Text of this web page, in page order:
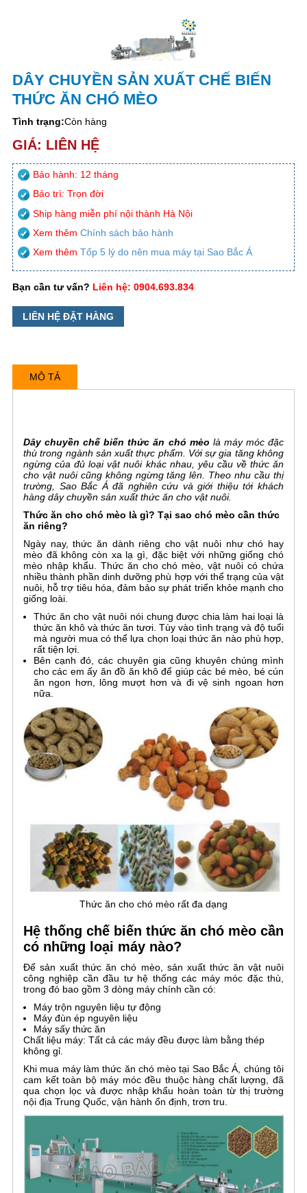
DÂY CHUYỀN SẢN XUẤT CHẾ BIẾN
THỨC ĂN CHÓ MÈO
Tình trạng:Còn hàng
GIÁ: LIÊN HỆ
Bảo hành: 12 tháng
Bảo trì: Trọn đời
Ship hàng miễn phí nội thành Hà Nội
Xem thêm Chính sách bảo hành
Xem thêm Tốp 5 lý do nên mua máy tại Sao Bắc Á
Bạn cần tư vấn? Liên hệ: 0904.693.834
LIÊN HỆ ĐẶT HÀNG
MÔ TẢ
Dây chuyền chế biến thức ăn chó mèo là máy móc đặc
thù trong ngành sản xuất thực phẩm. Với sự gia tăng không
ngừng của đủ loại vật nuôi khác nhau, yêu cầu về thức ăn
cho vật nuôi cũng không ngừng tăng lên. Theo nhu cầu thị
trường, Sao Bắc Á đã nghiên cứu và giới thiệu tới khách
hàng dây chuyền sản xuất thức ăn cho vật nuôi.
Thức ăn cho chó mèo là gì? Tại sao chó mèo cần thức
ăn riêng?
Ngày nay, thức ăn dành riêng cho vật nuôi như chó hay
mèo đã không còn xa lạ gì, đặc biệt với những giống chó
mèo nhập khẩu. Thức ăn cho chó mèo, vật nuôi có chứa
nhiều thành phần dinh dưỡng phù hợp với thể trạng của vật
nuôi, hỗ trợ tiêu hóa, đảm bảo sự phát triển khỏe mạnh cho
giống loài.
Thức ăn cho vật nuôi nói chung được chia làm hai loại là
thức ăn khô và thức ăn tươi. Tùy vào tình trạng và độ tuổi
mà người mua có thể lựa chọn loại thức ăn nào phù hợp,
rất tiện lợi.
Bên cạnh đó, các chuyên gia cũng khuyên chúng mình
cho các em ấy ăn đồ ăn khô để giúp các bé mèo, bé cún
ăn ngon hơn, lông mượt hơn và đi vệ sinh ngoan hơn
nữa.
Thức ăn cho chó mèo rất đa dạng
Hệ thống chế biến thức ăn chó mèo cần
có những loại máy nào?
Để sản xuất thức ăn chó mèo, sản xuất thức ăn vật nuôi
công nghiệp cần đầu tư hệ thống các máy móc đặc thù,
trong đó bao gồm 3 dòng máy chính cần có:
Máy trộn nguyên liệu tự động
Máy đùn ép nguyên liệu
Máy sấy thức ăn
Chất liệu máy: Tất cả các máy đều được làm bằng thép
không gỉ.
Khi mua máy làm thức ăn chó mèo tại Sao Bắc Á, chúng tôi
cam kết toàn bộ máy móc đều thuộc hàng chất lượng, đã
qua chọn lọc và được nhập khẩu hoàn toàn từ thị trường
nội địa Trung Quốc, vận hành ổn định, trơn tru.